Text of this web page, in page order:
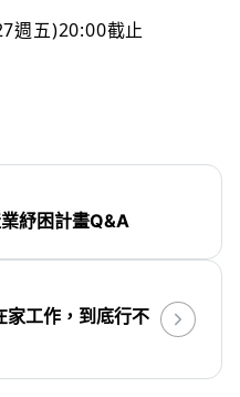
週五)20:00截止
紓困計畫Q&A
家工作，到底行不